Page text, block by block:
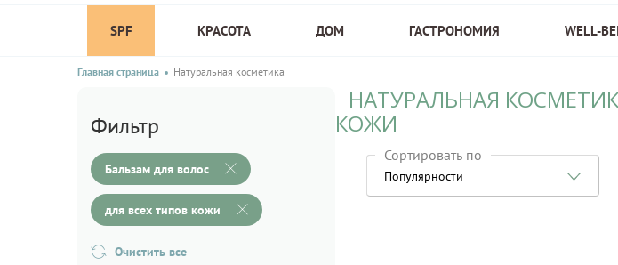
SPF КРАСОТА ДОМ ГАСТРОНОМИЯ WELL-
Главная страница Натуральная косметика
Фильтр
Бальзам для волос
для всех типов кожи
Очистить все
НАТУРАЛЬНАЯ
КОЖИ
Сортировать по
Популярности